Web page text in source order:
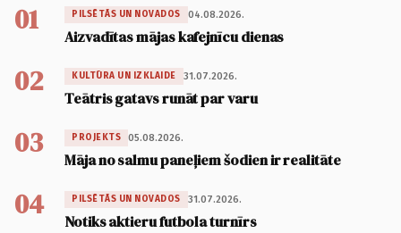
01 PILSĒTĀS UN NOVADOS 04.08.2026.
Aizvadītas mājas kafejnīcu dienas
02 KULTŪRA UN IZKLAIDE 31.07.2026.
Teātris gatavs runāt par varu
03 PROJEKTS 05.08.2026.
Māja no salmu paneļiem šodien ir realitāte
04 PILSĒTĀS UN NOVADOS 31.07.2026.
Notiks aktieru futbola turnīrs